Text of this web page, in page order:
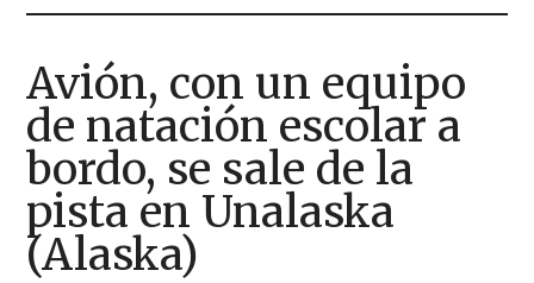
Avión, con un equipo
de natación escolar a
bordo, se sale de la
pista en Unalaska
(Alaska)